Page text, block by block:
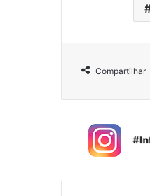
Compartilhar